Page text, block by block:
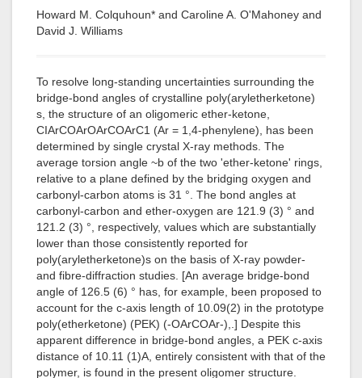
Howard M. Colquhoun* and Caroline A. O'Mahoney and
David J. Williams
To resolve long-standing uncertainties surrounding the
bridge-bond angles of crystalline poly(aryletherketone)
s, the structure of an oligomeric ether-ketone,
CIArCOArOArCOArC1 (Ar = 1,4-phenylene), has been
determined by single crystal X-ray methods. The
average torsion angle ~b of the two 'ether-ketone' rings,
relative to a plane defined by the bridging oxygen and
carbonyl-carbon atoms is 31 °. The bond angles at
carbonyl-carbon and ether-oxygen are 121.9 (3) ° and
121.2 (3) °, respectively, values which are substantially
lower than those consistently reported for
poly(aryletherketone)s on the basis of X-ray powder-
and fibre-diffraction studies. [An average bridge-bond
angle of 126.5 (6) ° has, for example, been proposed to
account for the c-axis length of 10.09(2) in the prototype
poly(etherketone) (PEK) (-OArCOAr-),.] Despite this
apparent difference in bridge-bond angles, a PEK c-axis
distance of 10.11 (1)A, entirely consistent with that of the
polymer, is found in the present oligomer structure.